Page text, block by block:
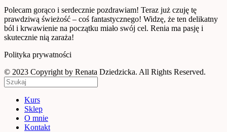
Polecam gorąco i serdecznie pozdrawiam! Teraz już czuję tę
prawdziwą świeżość – coś fantastycznego! Widzę, że ten delikatny
ból i krwawienie na początku miało swój cel. Renia ma pasję i
skutecznie nią zaraża!
Polityka prywatności
© 2023 Copyright by Renata Dziedzicka. All Rights Reserved.
Kurs
Sklep
O mnie
Kontakt